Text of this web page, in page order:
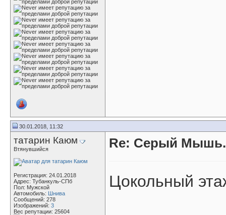
30.01.2018, 11:32
татарин Каюм
Втянувшийся
Регистрация: 24.01.2018
Адрес: Тубанкуль-СПб
Пол: Мужской
Автомобиль: Шнива
Сообщений: 278
Изображений: 3
Вес репутации: 25604
Re: Серый Мышь.
Цокольный